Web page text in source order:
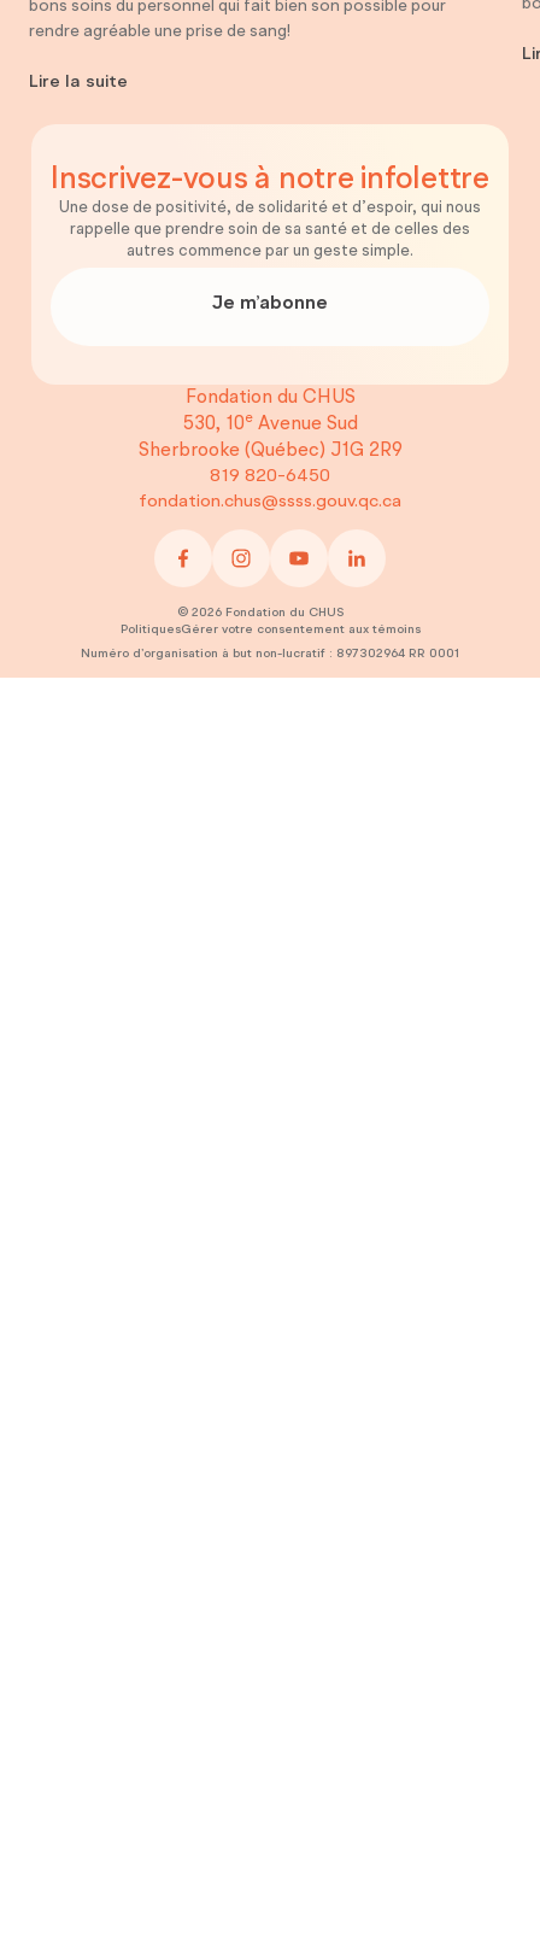
bons soins du personnel qui fait bien son possible pour
rendre agréable une prise de sang!
Lire la suite
Inscrivez-vous à notre infolettre
Une dose de positivité, de solidarité et d’espoir, qui nous
rappelle que prendre soin de sa santé et de celles des
autres commence par un geste simple.
Je m’abonne
Fondation du CHUS
530, 10eAvenue Sud
Sherbrooke (Québec) J1G 2R9
819 820-6450
fondation.chus@ssss.gouv.qc.ca
©2026 Fondation du CHUS
PolitiquesGérer votre consentement aux témoins
Numéro d’organisation à but non-lucratif : 897302964 RR 0001